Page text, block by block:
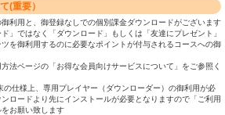
(重要）
利用と、御登録なしでの個別課金ダウンロードがございます
」ではなく「ダウンロード」もしくは「友達にプレゼント」
を御利用するのに必要なポイントが付与されるコースへの御
法ページの「お得な会員向けサービスについて」をご参照く
の仕様上、専用プレイヤー（ダウンローダー）の御利用が必
ロードより先にインストールが必要となりますので「ご利用
お願い致します